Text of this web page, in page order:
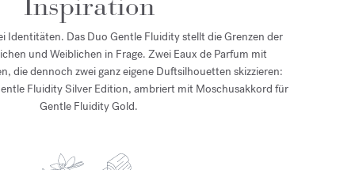
Identitäten. Das Duo Gentle Fluidity stellt die Grenzen der
und Weiblichen in Frage. Zwei Eaux de Parfum mit
die dennoch zwei ganz eigene Duftsilhouetten skizzieren:
Fluidity Silver Edition, ambriert mit Moschusakkord für
Gentle Fluidity Gold.